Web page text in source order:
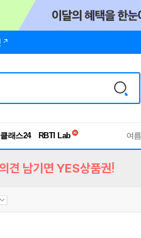
클래스24
독서유형검사
여
의견 남기면 YES상품권!